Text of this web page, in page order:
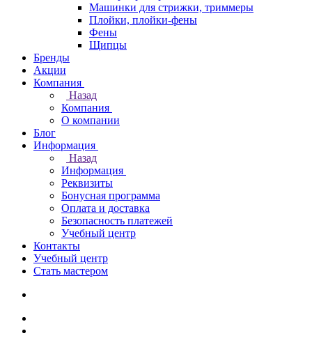
Машинки для стрижки, триммеры
Плойки, плойки-фены
Фены
Щипцы
Бренды
Акции
Компания
Назад
Компания
О компании
Блог
Информация
Назад
Информация
Реквизиты
Бонусная программа
Оплата и доставка
Безопасность платежей
Учебный центр
Контакты
Учебный центр
Стать мастером